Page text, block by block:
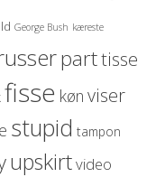
George Bush kæreste
parttisse
fisse køn viser
stupid tampon
upskirtvideo